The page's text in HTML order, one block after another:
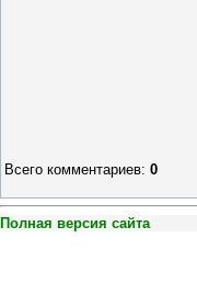
Всего комментариев: 0
Полная версия сайта